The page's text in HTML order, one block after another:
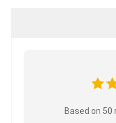
Based on